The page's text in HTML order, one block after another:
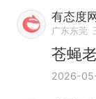
有态度
广东东莞
苍蝇
2026-